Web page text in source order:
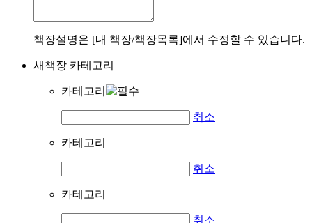
책장설명은 [내 책장/책장목록]에서 수정할 수 있습니다.
새책장 카테고리
카테고리
취소
카테고리
취소
카테고리
취소